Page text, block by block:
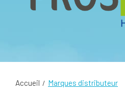
Accueil Marques distributeur